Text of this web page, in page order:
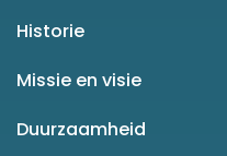
Historie
Missie en visie
Duurzaamheid